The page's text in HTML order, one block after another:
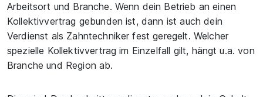
Arbeitsort und Branche. Wenn dein Betrieb an einen
Kollektivvertrag gebunden ist, dann ist auch dein
Verdienst als Zahntechniker fest geregelt. Welcher
spezielle Kollektivvertrag im Einzelfall gilt, hängt u.a. von
Branche und Region ab.